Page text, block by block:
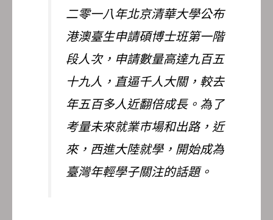
二零一八年北京清華大學公布
港澳臺生申請碩博士班第一階
段人次，申請數量高達九百五
十九人，直逼千人大關，較去
年五百多人近翻倍成長。為了
考量未來就業市場和出路，近
來，西進大陸就學，開始成為
臺灣年輕學子關注的話題。